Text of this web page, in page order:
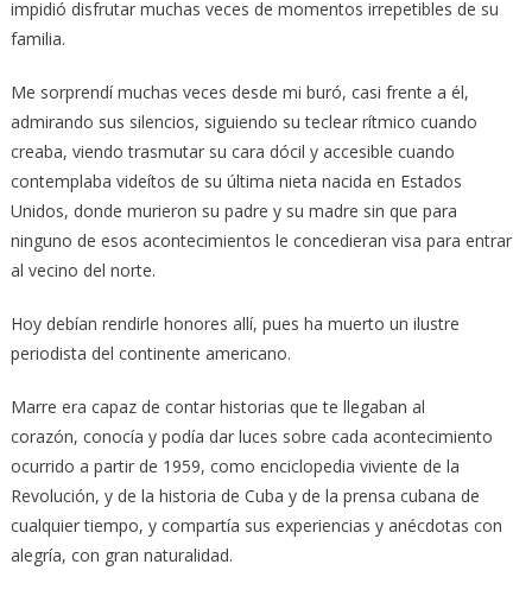
impidió disfrutar muchas veces de momentos irrepetibles de su
familia.
Me sorprendí muchas veces desde mi buró, casi frente a él,
admirando sus silencios, siguiendo su teclear rítmico cuando
creaba, viendo trasmutar su cara dócil y accesible cuando
contemplaba videítos de su última nieta nacida en Estados
Unidos, donde murieron su padre y su madre sin que para
ninguno de esos acontecimientos le concedieran visa para entrar
al vecino del norte.
Hoy debían rendirle honores allí, pues ha muerto un ilustre
periodista del continente americano.
Marre era capaz de contar historias que te llegaban al
corazón, conocía y podía dar luces sobre cada acontecimiento
ocurrido a partir de 1959, como enciclopedia viviente de la
Revolución, y de la historia de Cuba y de la prensa cubana de
cualquier tiempo, y compartía sus experiencias y anécdotas con
alegría, con gran naturalidad.